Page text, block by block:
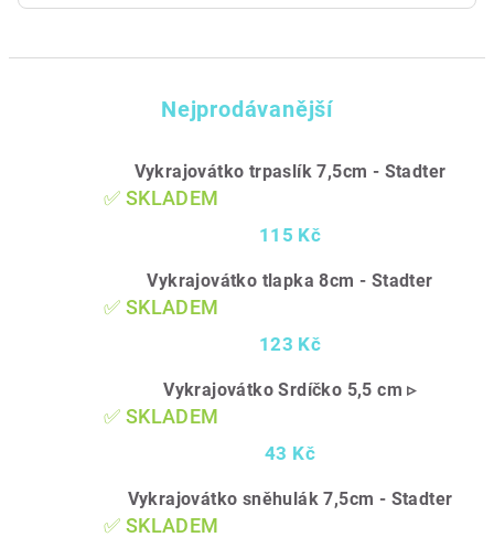
Nejprodávanější
Vykrajovátko trpaslík 7,5cm - Stadter
✅ SKLADEM
115 Kč
Vykrajovátko tlapka 8cm - Stadter
✅ SKLADEM
123 Kč
Vykrajovátko Srdíčko 5,5 cm ▹
✅ SKLADEM
43 Kč
Vykrajovátko sněhulák 7,5cm - Stadter
✅ SKLADEM